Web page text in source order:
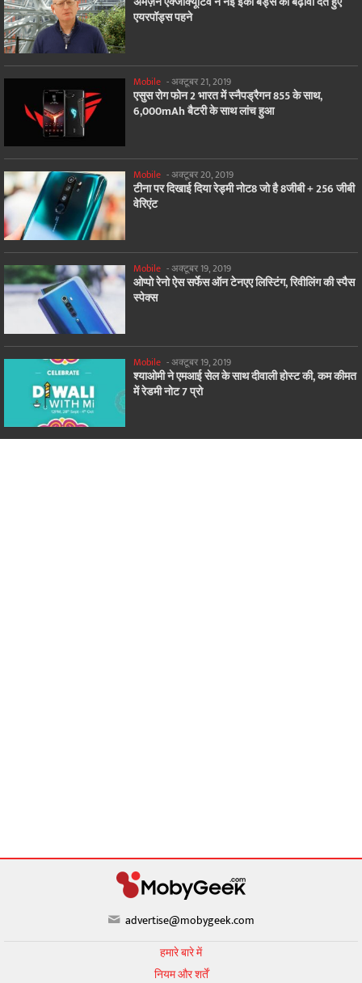
एयरपॉड्स पहने
Mobile -अक्टूबर 21, 2019
एसुस रोग फोन 2 भारत में स्नैपड्रैगन 855 के साथ,
6,000mAh बैटरी के साथ लांच हुआ
Mobile -अक्टूबर 20, 2019
टीना पर दिखाई दिया रेड्मी नोट8 जो है 8जीबी + 256 जीबी
वेरिएंट
Mobile -अक्टूबर 19, 2019
ओप्पो रेनो ऐस सर्फेस ऑन टेनएए लिस्टिंग, रिवीलिंग की स्पैस
स्पेक्स
Mobile -अक्टूबर 19, 2019
श्याओमी ने एमआई सेल के साथ दीवाली होस्ट की, कम कीमत
में रेडमी नोट 7 प्रो
advertise@mobygeek.com
हमारे बारे में
नियम और शर्तें